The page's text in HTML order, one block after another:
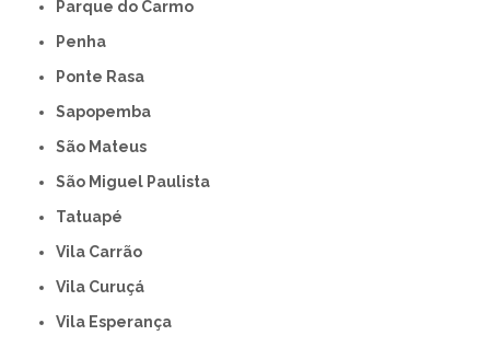
Parque do Carmo
Penha
Ponte Rasa
Sapopemba
São Mateus
São Miguel Paulista
Tatuapé
Vila Carrão
Vila Curuçá
Vila Esperança